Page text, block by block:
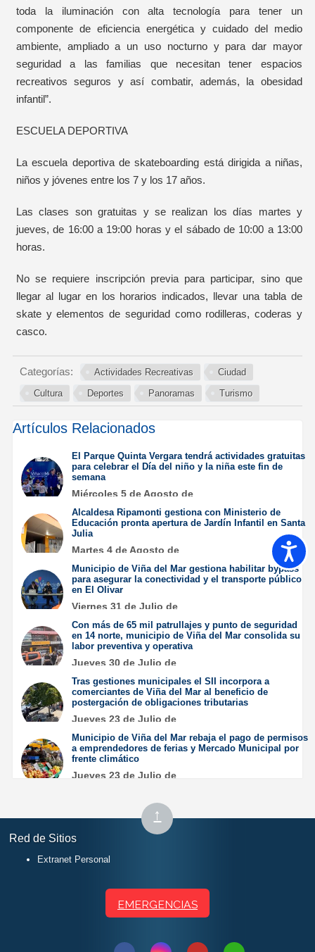
toda la iluminación con alta tecnología para tener un
componente de eficiencia energética y cuidado del medio
ambiente, ampliado a un uso nocturno y para dar mayor
seguridad a las familias que necesitan tener espacios
recreativos seguros y así combatir, además, la obesidad
infantil”.
ESCUELA DEPORTIVA
La escuela deportiva de skateboarding está dirigida a niñas,
niños y jóvenes entre los 7 y los 17 años.
Las clases son gratuitas y se realizan los días martes y
jueves, de 16:00 a 19:00 horas y el sábado de 10:00 a 13:00
horas.
No se requiere inscripción previa para participar, sino que
llegar al lugar en los horarios indicados, llevar una tabla de
skate y elementos de seguridad como rodilleras, coderas y
casco.
Categorías: Actividades Recreativas
Ciudad
Cultura
Deportes Panoramas Turismo
Artículos Relacionados
El Parque Quinta Vergara tendrá actividades gratuitas
para celebrar el Día del niño y la niña este fin de
semana
Miércoles 5 de Agosto de
Alcaldesa Ripamonti gestiona con Ministerio de
Educación pronta apertura de Jardín Infantil en Santa
Julia
Martes 4 de Agosto de
Municipio de Viña del Mar gestiona habilitar bypass
para asegurar la conectividad y el transporte público
en El Olivar
Viernes 31 de Julio de
Con más de 65 mil patrullajes y punto de seguridad
en 14 norte, municipio de Viña del Mar consolida su
labor preventiva y operativa
Jueves 30 de Julio de
Tras gestiones municipales el SII incorpora a
comerciantes de Viña del Mar al beneficio de
postergación de obligaciones tributarias
Jueves 23 de Julio de
Municipio de Viña del Mar rebaja el pago de permisos
a emprendedores de ferias y Mercado Municipal por
frente climático
Jueves 23 de Julio de
↑ Subir
al
Red de Sitios
Extranet Personal
EMERGENCIAS
Síguenos SíguenosSíguenosSíguenosContactar